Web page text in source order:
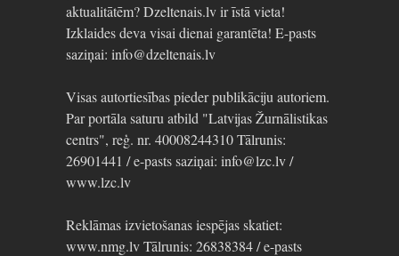
aktualitātēm? Dzeltenais.lv ir īstā vieta!
Izklaides deva visai dienai garantēta! E-pasts
saziņai: info@dzeltenais.lv
Visas autortiesības pieder publikāciju autoriem.
Par portāla saturu atbild "Latvijas Žurnālistikas
centrs", reģ. nr. 40008244310 Tālrunis:
26901441 / e-pasts saziņai: info@lzc.lv /
www.lzc.lv
Reklāmas izvietošanas iespējas skatiet:
www.nmg.lv Tālrunis: 26838384 / e-pasts